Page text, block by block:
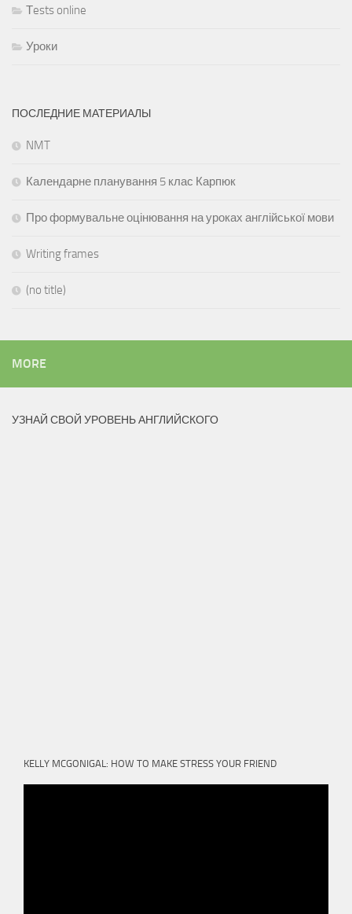
Тests online
Уроки
ПОСЛЕДНИЕ МАТЕРИАЛЫ
NMT
Календарне планування 5 клас Карпюк
Про формувальне оцінювання на уроках англійської мови
Writing frames
(no title)
MORE
УЗНАЙ СВОЙ УРОВЕНЬ АНГЛИЙСКОГО
KELLY MCGONIGAL: HOW TO MAKE STRESS YOUR FRIEND